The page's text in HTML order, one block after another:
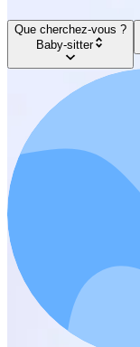
Que cherchez-vous ?
Baby-sitter